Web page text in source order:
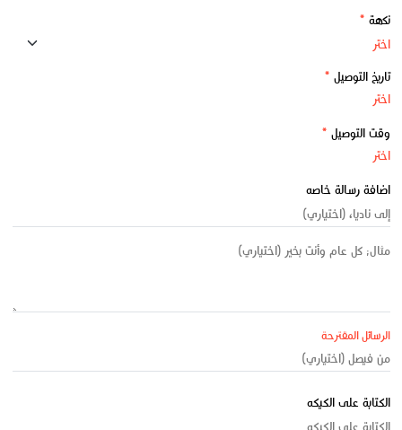
نكهة *
تاريخ التوصيل *
وقت التوصيل *
اضافة رسالة خاصه
الرسائل المقترحة
الكتابة على الكيكه